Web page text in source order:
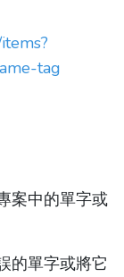
tag
案中的單字或
的單字或將它